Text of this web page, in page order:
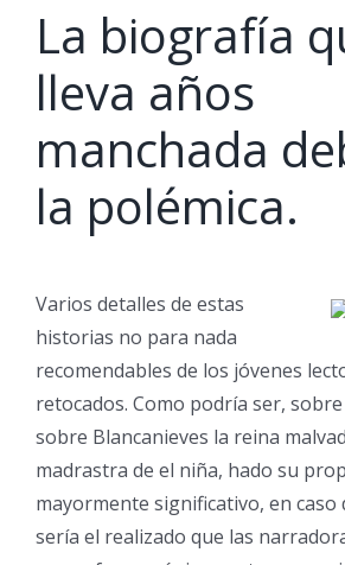
La biografía
lleva años
manchada
la polémica.
Varios detalles de estas
historias no para nada
recomendables de los jóvenes
retocados. Como podrí­a ser,
sobre Blancanieves la reina
madrastra de el niña, hado su
mayormente significativo, en caso
serí­a el realizado que las